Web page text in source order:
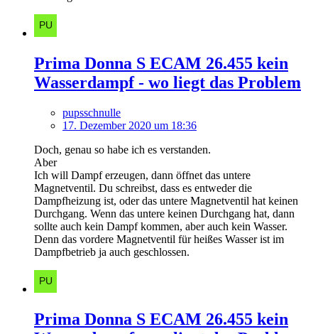
Prima Donna S ECAM 26.455 kein
Wasserdampf - wo liegt das Problem
pupsschnulle
17. Dezember 2020 um 18:36
Doch, genau so habe ich es verstanden.
Aber
Ich will Dampf erzeugen, dann öffnet das untere
Magnetventil. Du schreibst, dass es entweder die
Dampfheizung ist, oder das untere Magnetventil hat keinen
Durchgang. Wenn das untere keinen Durchgang hat, dann
sollte auch kein Dampf kommen, aber auch kein Wasser.
Denn das vordere Magnetventil für heißes Wasser ist im
Dampfbetrieb ja auch geschlossen.
Prima Donna S ECAM 26.455 kein